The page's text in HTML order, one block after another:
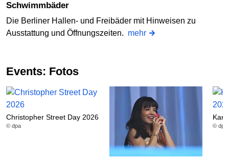
Schwimmbäder
Die Berliner Hallen- und Freibäder mit Hinweisen zu
Ausstattung und Öffnungszeiten. mehr
Events: Fotos
Christopher Street Day 2026
© dpa © dpa